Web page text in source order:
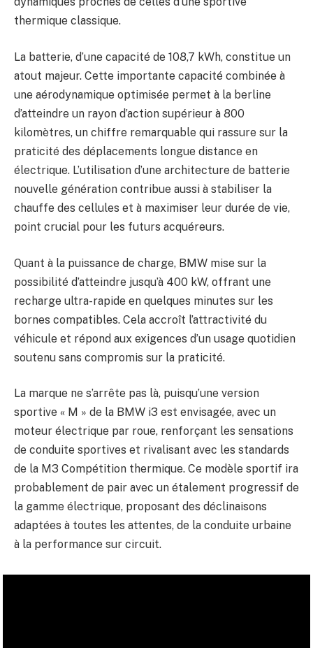
thermique classique.
La batterie, d’une capacité de 108,7 kWh, constitue un
atout majeur. Cette importante capacité combinée à
une aérodynamique optimisée permet à la berline
d’atteindre un rayon d’action supérieur à 800
kilomètres, un chiffre remarquable qui rassure sur la
praticité des déplacements longue distance en
électrique. L’utilisation d’une architecture de batterie
nouvelle génération contribue aussi à stabiliser la
chauffe des cellules et à maximiser leur durée de vie,
point crucial pour les futurs acquéreurs.
Quant à la puissance de charge, BMW mise sur la
possibilité d’atteindre jusqu’à 400 kW, offrant une
recharge ultra-rapide en quelques minutes sur les
bornes compatibles. Cela accroît l’attractivité du
véhicule et répond aux exigences d’un usage quotidien
soutenu sans compromis sur la praticité.
La marque ne s’arrête pas là, puisqu’une version
sportive « M » de la BMW i3 est envisagée, avec un
moteur électrique par roue, renforçant les sensations
de conduite sportives et rivalisant avec les standards
de la M3 Compétition thermique. Ce modèle sportif ira
probablement de pair avec un étalement progressif de
la gamme électrique, proposant des déclinaisons
adaptées à toutes les attentes, de la conduite urbaine
à la performance sur circuit.